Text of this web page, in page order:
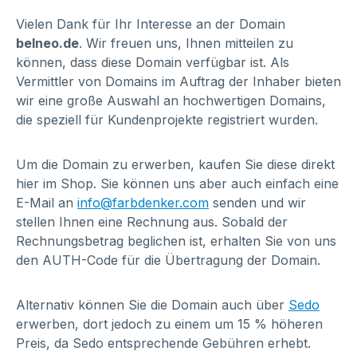
Vielen Dank für Ihr Interesse an der Domain
belneo.de. Wir freuen uns, Ihnen mitteilen zu
können, dass diese Domain verfügbar ist. Als
Vermittler von Domains im Auftrag der Inhaber bieten
wir eine große Auswahl an hochwertigen Domains,
die speziell für Kundenprojekte registriert wurden.
Um die Domain zu erwerben, kaufen Sie diese direkt
hier im Shop. Sie können uns aber auch einfach eine
E-Mail an info@farbdenker.com senden und wir
stellen Ihnen eine Rechnung aus. Sobald der
Rechnungsbetrag beglichen ist, erhalten Sie von uns
den AUTH-Code für die Übertragung der Domain.
Alternativ können Sie die Domain auch über Sedo
erwerben, dort jedoch zu einem um 15 % höheren
Preis, da Sedo entsprechende Gebühren erhebt.